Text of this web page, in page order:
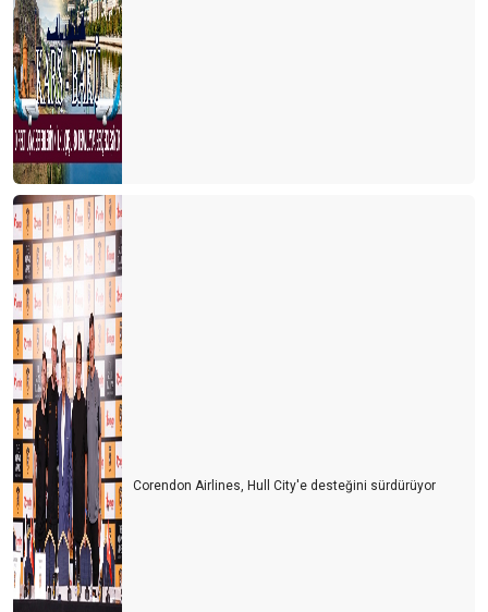
Corendon Airlines, Hull City'e desteğini sürdürüyor